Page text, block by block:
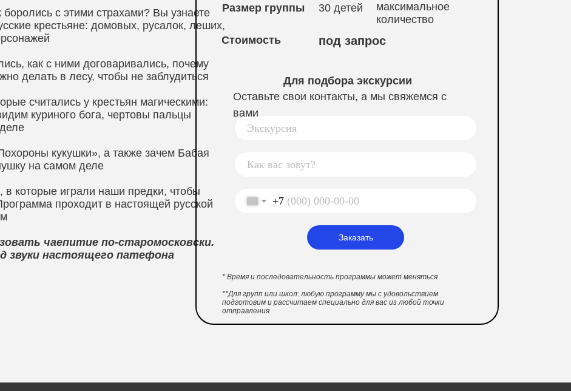
с этими страхами? Вы узнаете
крестьяне: домовых, русалок, леших,
как с ними договаривались, почему
делать в лесу, чтобы не заблудиться
считались у крестьян магическими:
куриного бога, чертовы пальцы
кукушки», а также зачем Бабая
на самом деле
которые играли наши предки, чтобы
проходит в настоящей русской
чаепитие по-старомосковски.
звуки настоящего патефона
максимальное
количество
* Время и последовательность программы может меняться
**Для групп или школ: любую программу мы с удовольствием
подготовим и рассчитаем специально для вас из любой точки
отправления
+7
Заказать
Оставьте свои контакты, а мы свяжемся с
вами
Размер группы
Для подбора экскурсии
Стоимость
30 детей
под запрос